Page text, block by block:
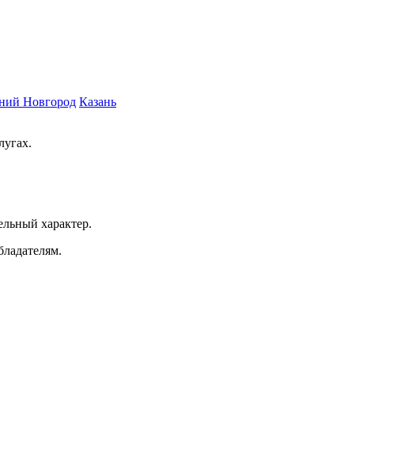
Новгород Казань
характер.